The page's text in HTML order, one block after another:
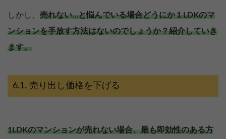
しかし、 売れない…と悩んでいる場合どうにか１LDKのマ
ンションを手放す方法はないのでしょうか？紹介していき
ます。
売り出し価格を下げる
1LDKのマンションが売れない場合、最も即効性のある方